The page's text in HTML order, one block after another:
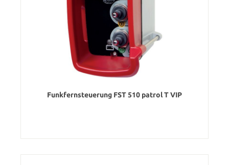
Funkfernsteuerung FST 510 patrol T VIP